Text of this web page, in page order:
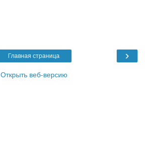
›
Главная страница
Открыть веб-версию